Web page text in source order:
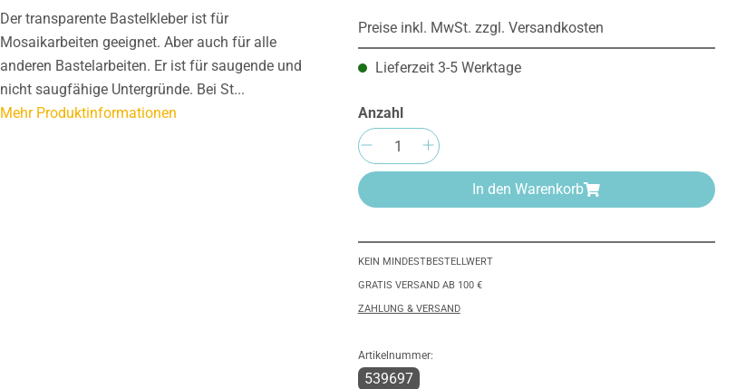
Der transparente Bastelkleber ist für
Mosaikarbeiten geeignet. Aber auch für alle
anderen Bastelarbeiten. Er ist für saugende und
nicht saugfähige Untergründe. Bei St...
Mehr Produktinformationen
Preise inkl. MwSt. zzgl. Versandkosten
Lieferzeit 3-5 Werktage
Anzahl
Produkt Anzahl: Gib den gewünschten
In den Warenkorb
KEIN MINDESTBESTELLWERT
GRATIS VERSAND AB 100 €
ZAHLUNG & VERSAND
Artikelnummer:
539697